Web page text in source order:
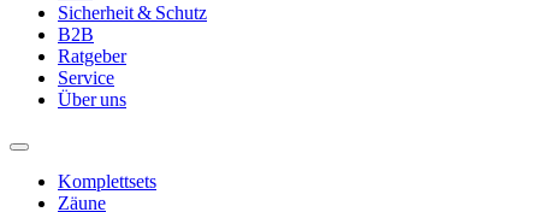
Sicherheit & Schutz
B2B
Ratgeber
Service
Über uns
Komplettsets
Zäune